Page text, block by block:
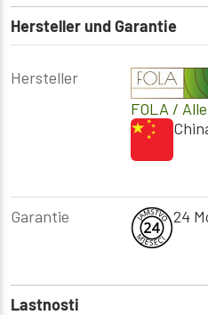
Hersteller und Garantie
Hersteller
FOLA /
Garantie 24
Lastnosti